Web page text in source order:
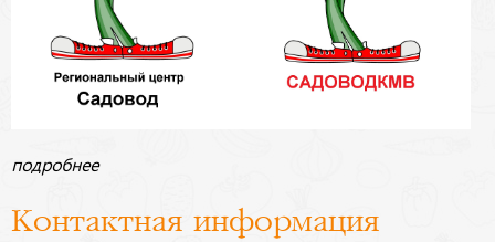
подробнее
Контактная информация